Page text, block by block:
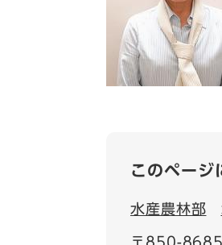
このページ
水産農林部
〒850-8685